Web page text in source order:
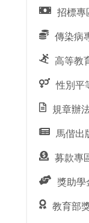
招標專
傳染病
高等教
性別平
規章辦
馬偕出
募款專
獎助學
教育部